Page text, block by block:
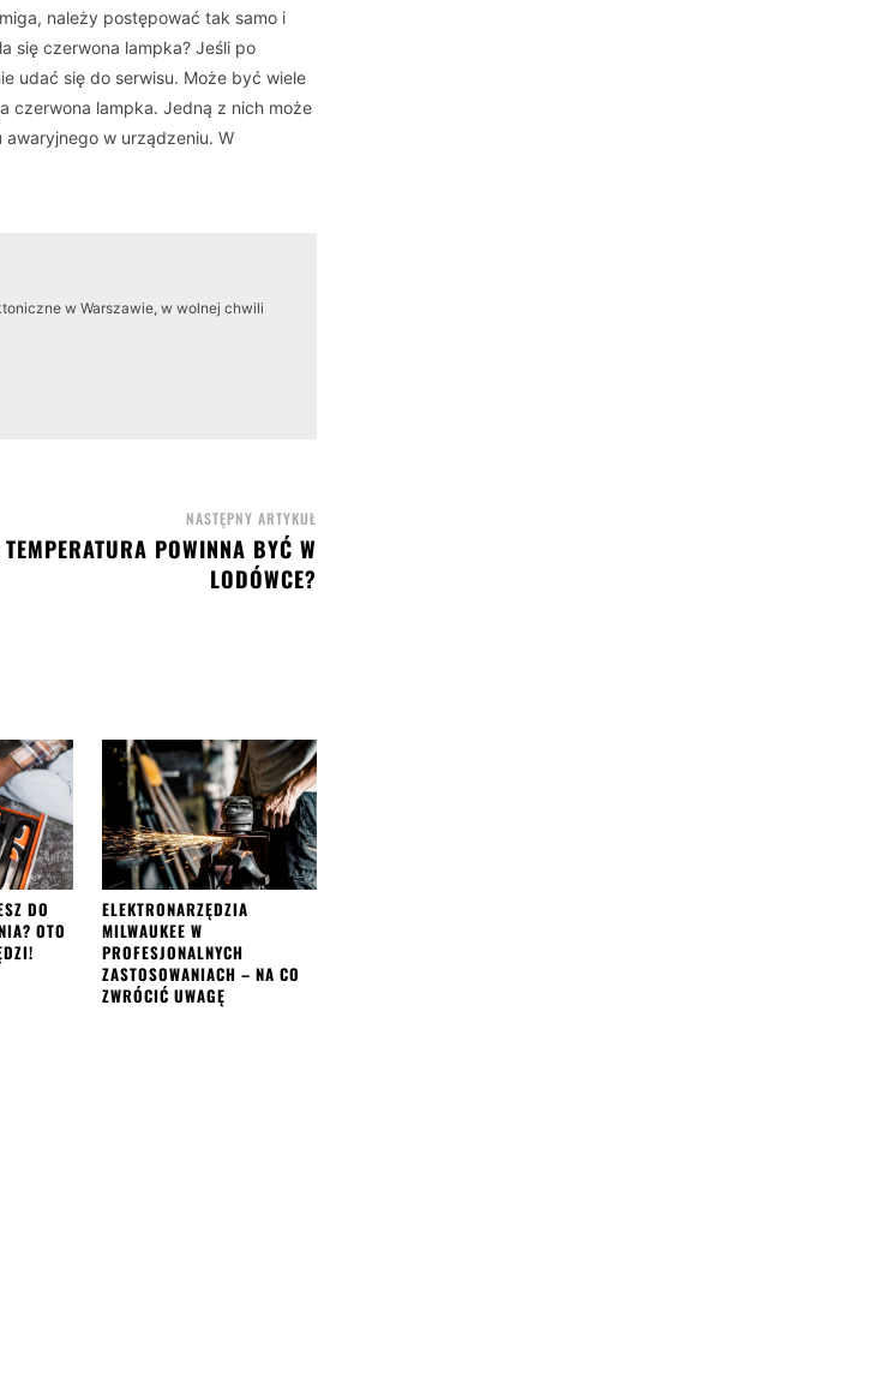
należy postępować tak samo i
się czerwona lampka? Jeśli po
udać się do serwisu. Może być wiele
czerwona lampka. Jedną z nich może
w urządzeniu. W
w Warszawie, w wolnej chwili
NASTĘPNY ARTYKUŁ
POWINNA BYĆ W
LODÓWCE?
DO
OTO
ELEKTRONARZĘDZIA
MILWAUKEE W
PROFESJONALNYCH
ZASTOSOWANIACH – NA CO
ZWRÓCIĆ UWAGĘ